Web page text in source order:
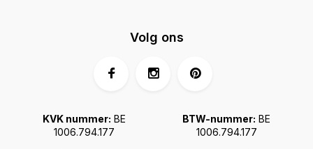
KVK nummer: BE
1006.794.177
BTW-nummer: BE
1006.794.177
Volg ons